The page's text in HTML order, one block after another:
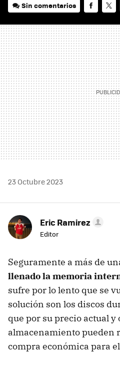
Sin comentarios
23 Octubre 2023
Eric Ramirez
Editor
Seguramente a más de
llenado la memoria
sufre por lo lento que se
solución son los discos
que por su precio actual y
almacenamiento pueden
compra económica para